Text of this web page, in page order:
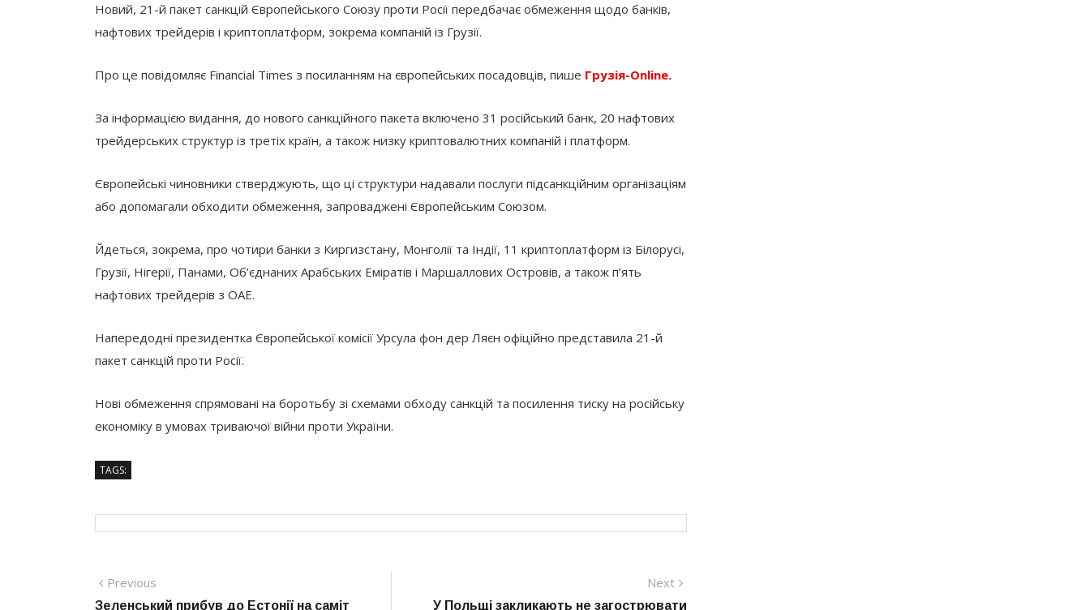
Новий, 21-й пакет санкцій Європейського Союзу проти Росії передбачає обмеження щодо банків,
нафтових трейдерів і криптоплатформ, зокрема компаній із Грузії.
Про це повідомляє Financial Times з посиланням на європейських посадовців, пише Грузія-Online.
За інформацією видання, до нового санкційного пакета включено 31 російський банк, 20 нафтових
трейдерських структур із третіх країн, а також низку криптовалютних компаній і платформ.
Європейські чиновники стверджують, що ці структури надавали послуги підсанкційним організаціям
або допомагали обходити обмеження, запроваджені Європейським Союзом.
Йдеться, зокрема, про чотири банки з Киргизстану, Монголії та Індії, 11 криптоплатформ із Білорусі,
Грузії, Нігерії, Панами, Об’єднаних Арабських Еміратів і Маршаллових Островів, а також п’ять
нафтових трейдерів з ОАЕ.
Напередодні президентка Європейської комісії Урсула фон дер Ляєн офіційно представила 21-й
пакет санкцій проти Росії.
Нові обмеження спрямовані на боротьбу зі схемами обходу санкцій та посилення тиску на російську
економіку в умовах триваючої війни проти України.
TAGS:
Навігація
Previous
post:
Зеленський прибув до Естонії на саміт
Next
У Польщі закликають не загострювати